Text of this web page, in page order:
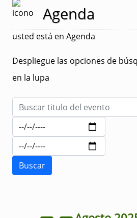
Agenda
usted está en Agenda
Despliegue las opciones de
en la lupa